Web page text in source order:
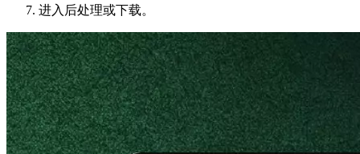
进入后处理或下载。